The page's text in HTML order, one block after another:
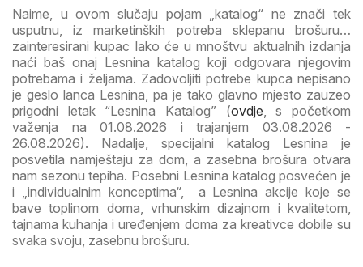
Naime, u ovom slučaju pojam „katalog“ ne znači tek
usputnu, iz marketinških potreba sklepanu brošuru…
zainteresirani kupac lako će u mnoštvu aktualnih izdanja
naći baš onaj Lesnina katalog koji odgovara njegovim
potrebama i željama. Zadovoljiti potrebe kupca nepisano
je geslo lanca Lesnina, pa je tako glavno mjesto zauzeo
prigodni letak “Lesnina Katalog” (ovdje , s početkom
važenja na 01.08.2026 i trajanjem 03.08.2026 -
26.08.2026). Nadalje, specijalni katalog Lesnina je
posvetila namještaju za dom, a zasebna brošura otvara
nam sezonu tepiha. Posebni Lesnina katalog posvećen je
i „individualnim konceptima“, a Lesnina akcije koje se
bave toplinom doma, vrhunskim dizajnom i kvalitetom,
tajnama kuhanja i uređenjem doma za kreativce dobile su
svaka svoju, zasebnu brošuru.